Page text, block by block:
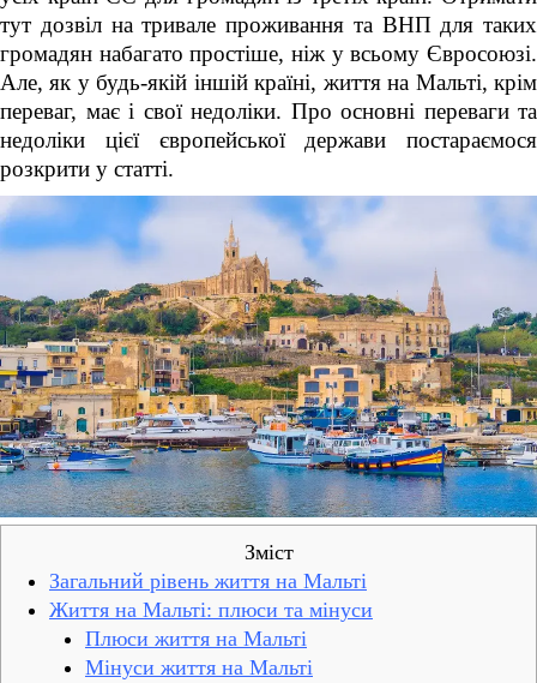
тут дозвіл на тривале проживання та ВНП для таких
громадян набагато простіше, ніж у всьому Євросоюзі.
Але, як у будь-якій іншій країні, життя на Мальті, крім
переваг, має і свої недоліки. Про основні переваги та
недоліки цієї європейської держави постараємося
розкрити у статті.
Зміст
Загальний рівень життя на Мальті
Життя на Мальті: плюси та мінуси
Плюси життя на Мальті
Мінуси життя на Мальті